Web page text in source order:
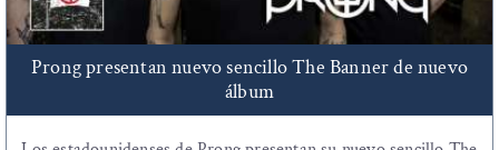
Prong presentan nuevo sencillo The Banner de nuevo
álbum